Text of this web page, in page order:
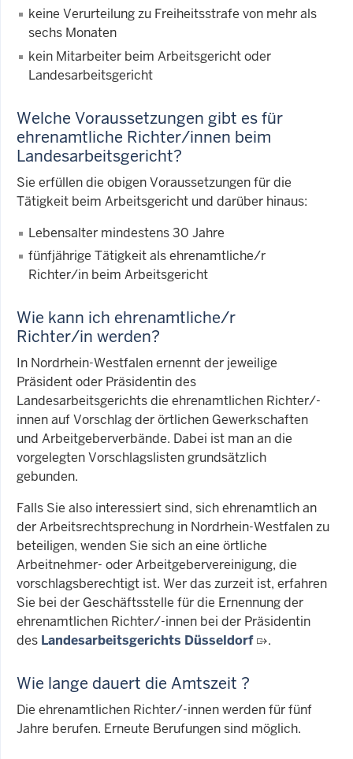
keine Verurteilung zu Freiheitsstrafe von mehr als
sechs Monaten
kein Mitarbeiter beim Arbeitsgericht oder
Landesarbeitsgericht
Welche Voraussetzungen gibt es für
ehrenamtliche Richter/innen beim
Landesarbeitsgericht?
Sie erfüllen die obigen Voraussetzungen für die
Tätigkeit beim Arbeitsgericht und darüber hinaus:
Lebensalter mindestens 30 Jahre
fünfjährige Tätigkeit als ehrenamtliche/r
Richter/in beim Arbeitsgericht
Wie kann ich ehrenamtliche/r
Richter/in werden?
In Nordrhein-Westfalen ernennt der jeweilige
Präsident oder Präsidentin des
Landesarbeitsgerichts die ehrenamtlichen Richter/-
innen auf Vorschlag der örtlichen Gewerkschaften
und Arbeitgeberverbände. Dabei ist man an die
vorgelegten Vorschlagslisten grundsätzlich
gebunden.
Falls Sie also interessiert sind, sich ehrenamtlich an
der Arbeitsrechtsprechung in Nordrhein-Westfalen zu
beteiligen, wenden Sie sich an eine örtliche
Arbeitnehmer- oder Arbeitgebervereinigung, die
vorschlagsberechtigt ist. Wer das zurzeit ist, erfahren
Sie bei der Geschäftsstelle für die Ernennung der
ehrenamtlichen Richter/-innen bei der Präsidentin
des Landesarbeitsgerichts Düsseldorf .
Wie lange dauert die Amtszeit ?
Die ehrenamtlichen Richter/-innen werden für fünf
Jahre berufen. Erneute Berufungen sind möglich.